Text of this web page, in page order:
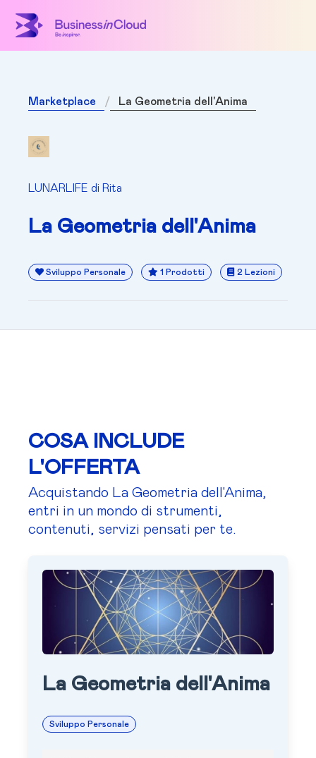
Marketplace La Geometria dell'Anima
LUNARLIFE di Rita
La Geometria dell'Anima
Sviluppo Personale 1 Prodotti 2 Lezioni
COSA INCLUDE
L'OFFERTA
Acquistando La Geometria dell'Anima,
entri in un mondo di strumenti,
contenuti, servizi pensati per te.
La Geometria dell'Anima
Sviluppo Personale